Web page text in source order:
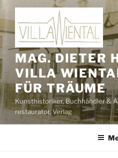
Zum
Inhalt
springen
MAG. DIETER
VILLA
FÜR TRÄUME
Kunsthistoriker, Buchhändler &
restaurator, Verlag